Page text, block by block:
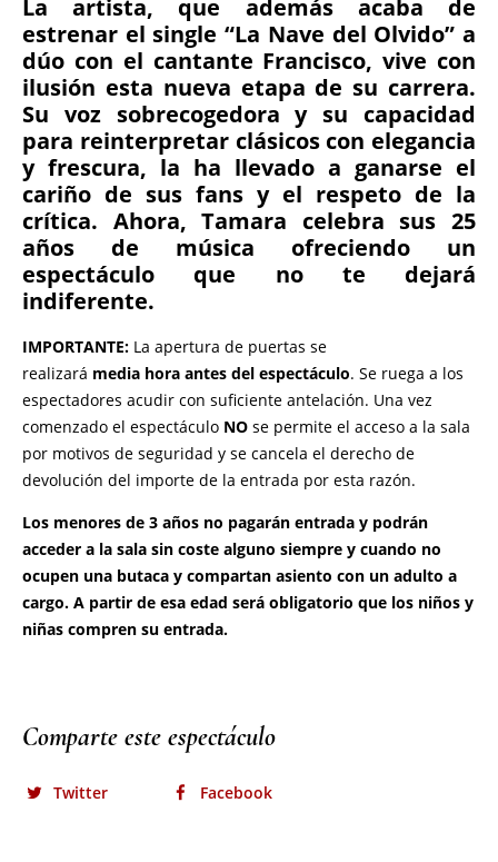
Comparte este espectáculo
Twitter Facebook